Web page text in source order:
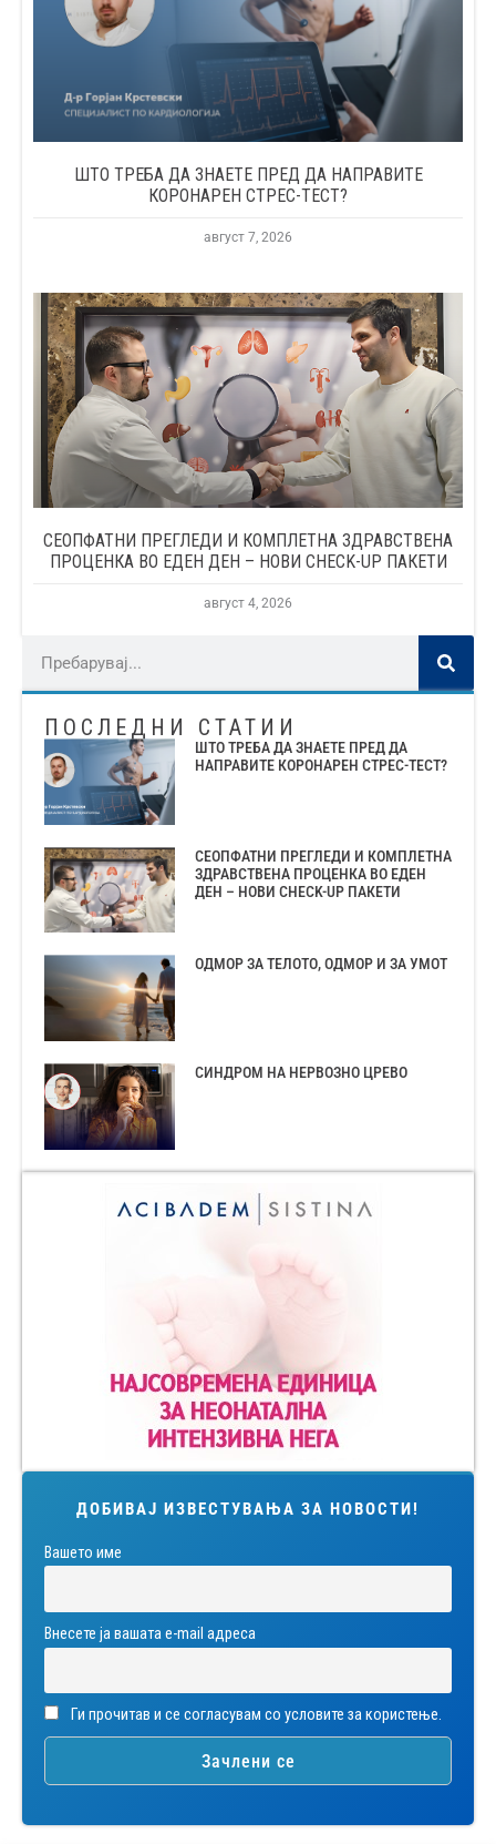
ШТО ТРЕБА ДА ЗНАЕТЕ ПРЕД ДА НАПРАВИТЕ
КОРОНАРЕН СТРЕС-ТЕСТ?
август 7, 2026
СЕОПФАТНИ ПРЕГЛЕДИ И КОМПЛЕТНА ЗДРАВСТВЕНА
ПРОЦЕНКА ВО ЕДЕН ДЕН – НОВИ CHECK-UP ПАКЕТИ
август 4, 2026
ПОСЛЕДНИ СТАТИИ
ШТО ТРЕБА ДА ЗНАЕТЕ ПРЕД ДА
НАПРАВИТЕ КОРОНАРЕН СТРЕС-ТЕСТ?
СЕОПФАТНИ ПРЕГЛЕДИ И КОМПЛЕТНА
ЗДРАВСТВЕНА ПРОЦЕНКА ВО ЕДЕН
ДЕН – НОВИ CHECK-UP ПАКЕТИ
ОДМОР ЗА ТЕЛОТО, ОДМОР И ЗА УМОТ
СИНДРОМ НА НЕРВОЗНО ЦРЕВО
ДОБИВАЈ ИЗВЕСТУВАЊА ЗА НОВОСТИ!
Вашето име
Внесете ја вашата е-mail адреса
Ги прочитав и се согласувам со условите за користење.